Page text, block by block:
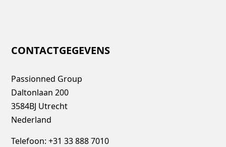
CONTACTGEGEVENS
Passionned Group
Daltonlaan 200
3584BJ Utrecht
Nederland
Telefoon: +31 33 888 7010